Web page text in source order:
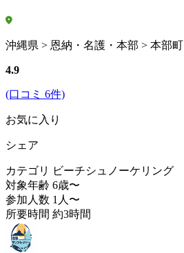
沖縄県 > 恩納・名護・本部 > 本部町
4.9
(口コミ 6件)
お気に入り
シェア
カテゴリ
ビーチシュノーケリング
対象年齢 6歳〜
参加人数 1人〜
所要時間 約3時間